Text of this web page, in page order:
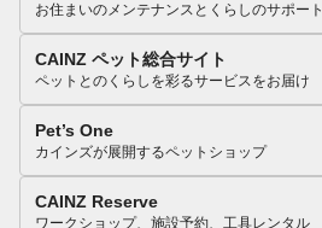
お住まいのメンテナンスとくらしのサポート
CAINZ ペット総合サイト
ペットとのくらしを彩るサービスをお届け
Pet’s One
カインズが展開するペットショップ
CAINZ Reserve
ワークショップ、施設予約、工具レンタル